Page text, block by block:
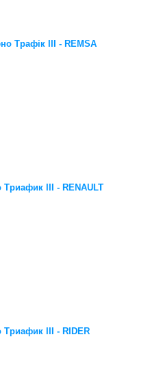
Трафік III - REMSA
Триафик III - RENAULT
Триафик III - RIDER